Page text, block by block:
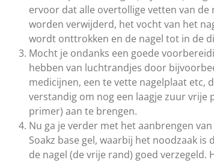
ervoor dat alle overtollige vetten van de
worden verwijderd, het vocht van het
wordt onttrokken en de nagel tot in de
Mocht je ondanks een goede
hebben van luchtrandjes door
medicijnen, een te vette nagelplaat etc,
verstandig om nog een laagje zuur vrije
primer) aan te brengen.
Nu ga je verder met het aanbrengen
Soakz base gel, waarbij het noodzaak is
de nagel (de vrije rand) goed verzegeld.